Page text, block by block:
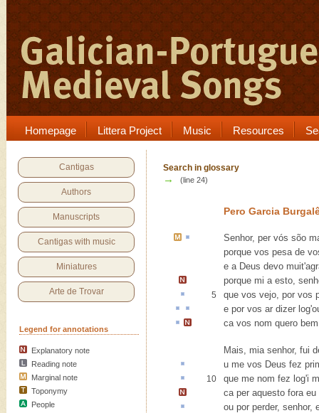
Homepage Littera Project Music Resources
Cantigas
Authors
Manuscripts
Cantigas with music
Miniatures
Arte de Trovar
Legend for annotations
Explanatory note
Reading note
Marginal note
Toponymy
People
Search in glossary
→ (line 24)
Pero Garcia
Senhor, per vós sõo
porque vos pesa de
e a Deus devo
porque mi a esto,
5
que vos vejo, por vos
e por vos ar dizer
ca vos nom quero
Mais, mia senhor, fui
u me vos Deus fez
10 que me nom fez log'i
ca per aquesto fora eu
ou por perder, senhor,